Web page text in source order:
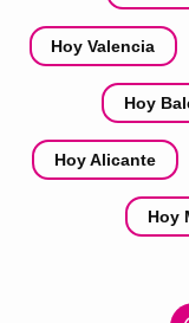
Hoy Valencia
Hoy
Hoy Alicante
Hoy